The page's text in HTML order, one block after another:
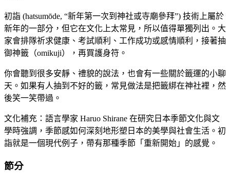
初詣 (hatsumōde, “新年第一次到神社或寺廟參拜”) 技術上屬於
新年的一部分，但它在文化上太常見，所以值得單獨列出。大
家會排隊祈求健康、考試順利、工作成功或感情順利，接著抽
御神籤（omikuji），再買護身符。
你會聽到很多安靜、禮貌的說法，也會有一些關於籤運的小聊
天。如果有人抽到不好的籤，常見做法是把籤綁在神社裡，然
後笑一笑帶過。
文化補充：語言學家 Haruo Shirane 在研究日本季節文化與文
學時強調，季節感如何深刻地形塑日本的美學與社會生活。初
詣就是一個現代例子，帶有那種季節「重新開始」的感覺。
節分